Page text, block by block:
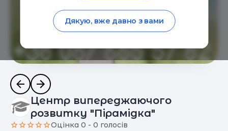
Центр випереджаючого
розвитку "Пірамідка"
Оцінка 0 - 0 голосів
Дякую, вже давно з вами